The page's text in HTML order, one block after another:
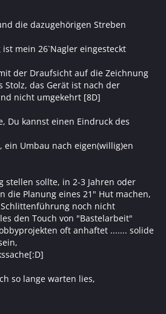
die dazugehörigen Streben
mein 26`Nagler eingesteckt
der Draufsicht auf die Zeichnung
Stolz, das Gerät ist nach der
nicht umgekehrt [8D]
Du kannst einen Eindruck des
ein Umbau nach eigen(willig)en
stellen sollte, in 2-3 Jahren oder
die Planung eines 21" Hut machen,
noch nicht
den Touch von "Bastelarbeit"
oft anhaftet ....... solide
so lange warten lies,